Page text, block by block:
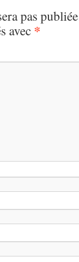
pas
avec *